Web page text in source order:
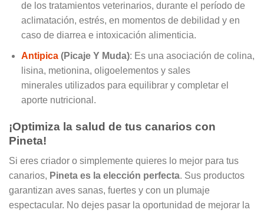
de los tratamientos veterinarios, durante el período de
aclimatación, estrés, en momentos de debilidad y en
caso de diarrea e intoxicación alimenticia.
Antipica (Picaje Y Muda): Es una asociación de colina,
lisina, metionina, oligoelementos y sales
minerales utilizados para equilibrar y completar el
aporte nutricional.
¡Optimiza la salud de tus canarios con
Pineta!
Si eres criador o simplemente quieres lo mejor para tus
canarios, Pineta es la elección perfecta. Sus productos
garantizan aves sanas, fuertes y con un plumaje
espectacular. No dejes pasar la oportunidad de mejorar la